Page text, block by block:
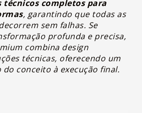
técnicos completos para
, garantindo que todas as
sem falhas. Se
profunda e precisa,
combina design
técnicas, oferecendo um
conceito à execução final.